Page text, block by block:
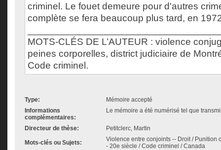
criminel. Le fouet demeure pour d'autres
complète se fera beaucoup plus tard, en
MOTS-CLÉS DE L’AUTEUR : violence
peines corporelles, district judiciaire de
Code criminel.
Type:
Mémoire accepté
Informations
complémentaires:
Le mémoire a été numérisé tel que
Directeur de thèse: Petitclerc, Martin
Mots-clés ou Sujets:
Violence entre conjoints -- Droit / Punition
- 20e siècle / Code criminel / Canada